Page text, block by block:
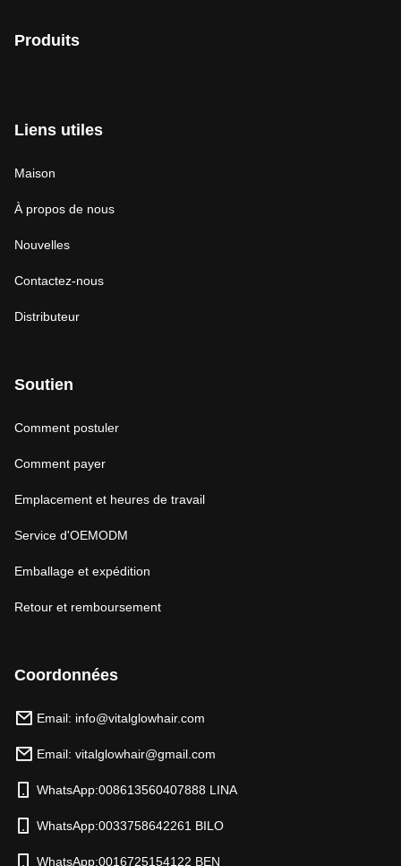
Produits
Liens utiles
Maison
À propos de nous
Nouvelles
Contactez-nous
Distributeur
Soutien
Comment postuler
Comment payer
Emplacement et heures de travail
Service d'OEMODM
Emballage et expédition
Retour et remboursement
Coordonnées
Email: info@vitalglowhair.com
Email: vitalglowhair@gmail.com
WhatsApp:008613560407888 LINA
WhatsApp:0033758642261 BILO
WhatsApp:0016725154122 BEN